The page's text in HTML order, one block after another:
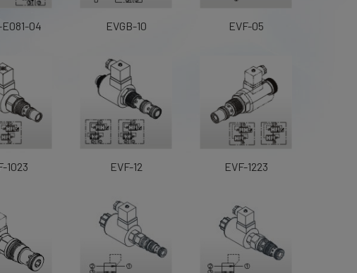
E081-04 EVGB-10 EVF-05
1023 EVF-12 EVF-1223